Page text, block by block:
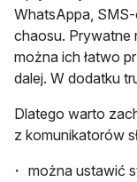
WhatsAppa,
chaosu. Prywatne
można ich łatwo
dalej. W dodatku
Dlatego warto
z komunikatorów
można ustawić